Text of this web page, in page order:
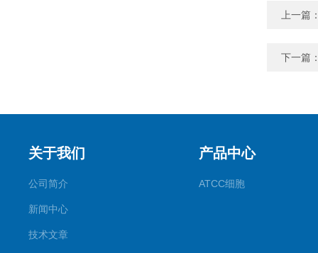
上一篇
下一篇
关于我们
公司简介
新闻中心
技术文章
产品中心
ATCC细胞